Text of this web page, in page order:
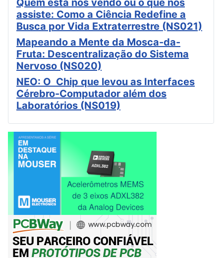
assiste: Como a Ciência Redefine a
Busca por Vida Extraterrestre (NS021)
Mapeando a Mente da Mosca-da-
Fruta: Descentralização do Sistema
Nervoso (NS020)
NEO: O Chip que levou as Interfaces
Cérebro-Computador além dos
Laboratórios (NS019)